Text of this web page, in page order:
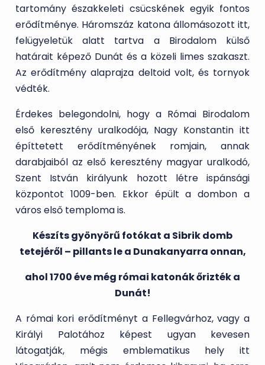
tartomány északkeleti csücskének egyik fontos
erődítménye. Háromszáz katona állomásozott itt,
felügyeletük alatt tartva a Birodalom külső
határait képező Dunát és a közeli limes szakaszt.
Az erődítmény alaprajza deltoid volt, és tornyok
védték.
Érdekes belegondolni, hogy a Római Birodalom
első keresztény uralkodója, Nagy Konstantin itt
építtetett erődítményének romjain, annak
darabjaiból az első keresztény magyar uralkodó,
Szent István királyunk hozott létre ispánsági
központot 1009-ben. Ekkor épült a dombon a
város első temploma is.
Készíts gyönyörű fotókat a Sibrik domb
tetejéről – pillants le a Dunakanyarra onnan,
ahol 1700 éve még római katonák őrizték a
Dunát!
A római kori erődítményt a Fellegvárhoz, vagy a
Királyi Palotához képest ugyan kevesen
látogatják, mégis emblematikus hely itt